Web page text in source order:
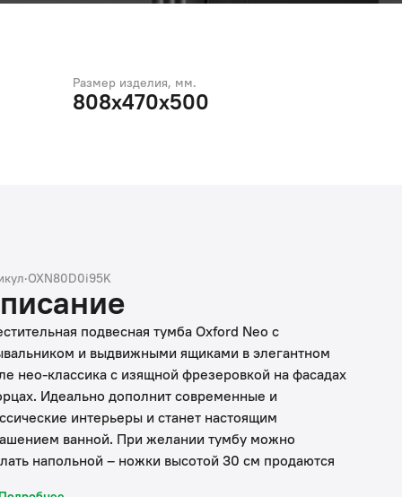
Размер изделия, мм.
808х470х500
·OXN80D0i95K
подвесная тумба Oxford Neo с
и выдвижными ящиками в элегантном
нео-классика с изящной фрезеровкой на фасадах
Идеально дополнит современные и
интерьеры и станет настоящим
ванной. При желании тумбу можно
напольной – ножки высотой 30 см продаются